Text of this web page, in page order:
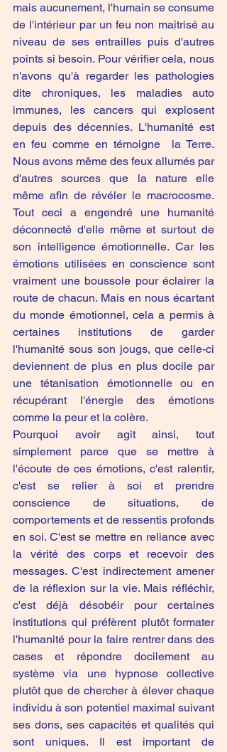
mais aucunement, l'humain se consume
de l'intérieur par un feu non maitrisé au
niveau de ses entrailles puis d'autres
points si besoin. Pour vérifier cela, nous
n'avons qu'à regarder les pathologies
dite chroniques, les maladies auto
immunes, les cancers qui explosent
depuis des décennies. L'humanité est
en feu comme en témoigne  la Terre.
Nous avons même des feux allumés par
d'autres sources que la nature elle
même afin de révéler le macrocosme.
Tout ceci a engendré une humanité
déconnecté d'elle même et surtout de
son intelligence émotionnelle. Car les
émotions utilisées en conscience sont
vraiment une boussole pour éclairer la
route de chacun. Mais en nous écartant
du monde émotionnel, cela a permis à
certaines institutions de garder
l'humanité sous son jougs, que celle-ci
deviennent de plus en plus docile par
une tétanisation émotionnelle ou en
récupérant l'énergie des émotions
comme la peur et la colère.
Pourquoi avoir agit ainsi, tout
simplement parce que se mettre à
l'écoute de ces émotions, c'est ralentir,
c'est se relier à soi et prendre
conscience de situations, de
comportements et de ressentis profonds
en soi. C'est se mettre en reliance avec
la vérité des corps et recevoir des
messages. C'est indirectement amener
de la réflexion sur la vie. Mais réfléchir,
c'est déjà désobéir pour certaines
institutions qui préfèrent plutôt formater
l'humanité pour la faire rentrer dans des
cases et répondre docilement au
système via une hypnose collective
plutôt que de chercher à élever chaque
individu à son potentiel maximal suivant
ses dons, ses capacités et qualités qui
sont uniques. Il est important de